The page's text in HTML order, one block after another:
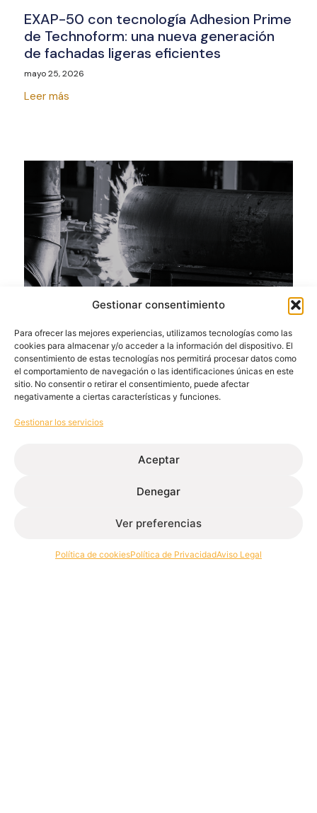
Gestionar consentimiento
Para ofrecer las mejores experiencias, utilizamos tecnologías como las
cookies para almacenar y/o acceder a la información del dispositivo. El
consentimiento de estas tecnologías nos permitirá procesar datos como
el comportamiento de navegación o las identificaciones únicas en este
sitio. No consentir o retirar el consentimiento, puede afectar
negativamente a ciertas características y funciones.
Gestionar los servicios
Aceptar
Denegar
Ver preferencias
Política de cookiesPolítica de PrivacidadAviso Legal
EXAP-50 con tecnología Adhesion Prime
de Technoform: una nueva generación
de fachadas ligeras eficientes
mayo 25, 2026
Leer más
Extrusión de aluminio: qué es, tipos y
ventajas en la industria
abril 17, 2026
Leer más
industria.